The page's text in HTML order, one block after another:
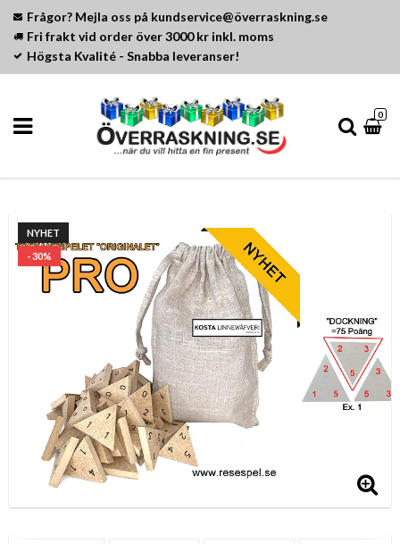
Frågor? Mejla oss på kundservice@överraskning.se
Fri frakt vid order över 3000 kr inkl. moms
Högsta Kvalité - Snabba leveranser!
0
NYHET
- 30%